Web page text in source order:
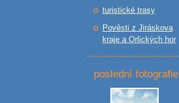
turistické trasy
Pověsti z Jiráskova
kraje a Orlických hor
poslední fotografie